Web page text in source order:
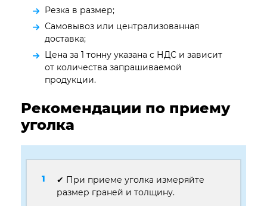
Резка в размер;
Самовывоз или централизованная
доставка;
Цена за 1 тонну указана с НДС и зависит
от количества запрашиваемой
продукции.
Рекомендации по приему
уголка
✔ При приеме уголка измеряйте
размер граней и толщину.